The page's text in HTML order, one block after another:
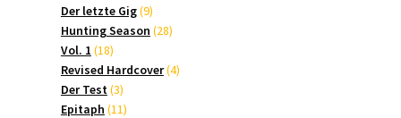
Der letzte Gig 99
Produkte
Hunting Season 2828
Vol. 1 1818
Produkte
Revised Hardcover 44
Der Test 33
Produkte
Epitaph 1111